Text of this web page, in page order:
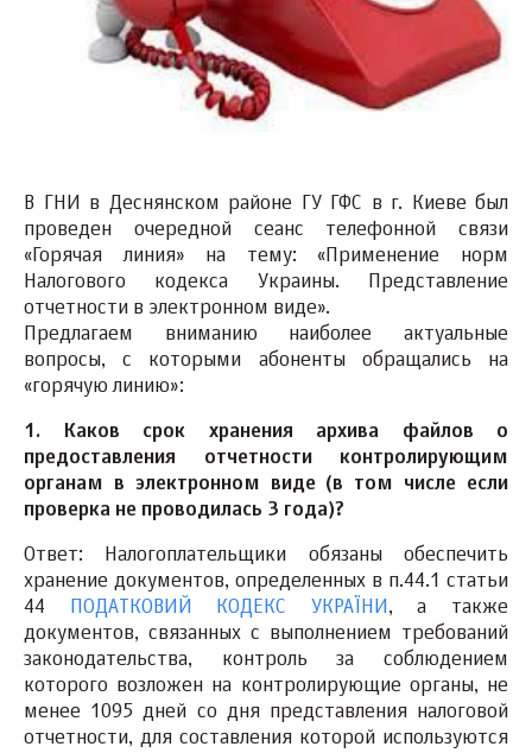
В ГНИ в Деснянском районе ГУ ГФС в г. Киеве был
проведен очередной сеанс телефонной связи
«Горячая линия» на тему: «Применение норм
Налогового кодекса Украины. Представление
отчетности в электронном виде».
Предлагаем вниманию наиболее актуальные
вопросы, с которыми абоненты обращались на
«горячую линию»:
1. Каков срок хранения архива файлов о
предоставления отчетности контролирующим
органам в электронном виде (в том числе если
проверка не проводилась 3 года)?
Ответ: Налогоплательщики обязаны обеспечить
хранение документов, определенных в п.44.1 статьи
44
ПОДАТКОВИЙ КОДЕКС УКРАЇНИ , а также
документов, связанных с выполнением требований
законодательства, контроль за соблюдением
которого возложен на контролирующие органы, не
менее 1095 дней со дня представления налоговой
отчетности, для составления которой используются